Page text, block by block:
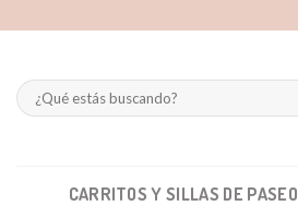
Buscar
por:
CARRITOS Y SILLAS DE PASEO